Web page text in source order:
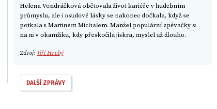
Helena Vondráčková obětovala život kariéře v hudebním
průmyslu, ale i osudové lásky se nakonec dočkala, když se
potkala s Martinem Michalem. Manžel populární zpěvačky si
na ni v okamžiku, kdy přeskočila jiskra, myslel už dlouho.
Zdroj: Jiří Hrubý
DALŠÍ ZPRÁVY